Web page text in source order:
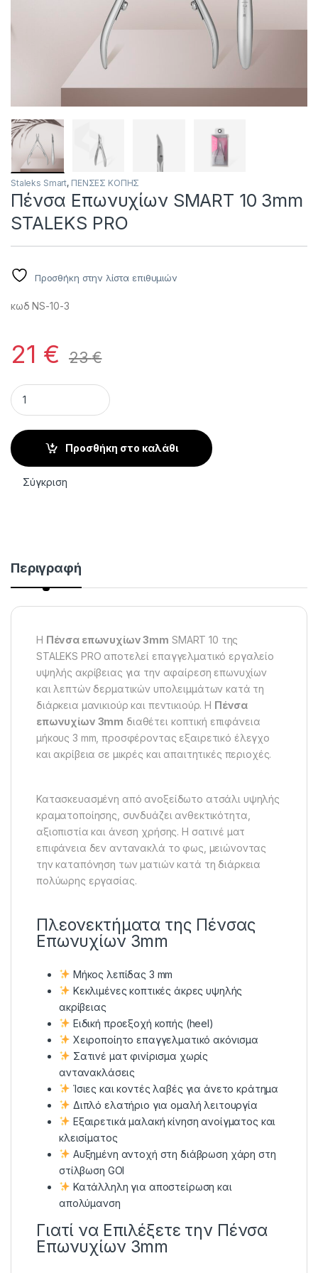
Staleks Smart, ΠΕΝΣΕΣ KOΠΗΣ
Πένσα Επωνυχίων SMART 10 3mm
STALEKS PRO
Προσθήκη στην λίστα επιθυμιών
κωδ NS-10-3
21 € 23€
Πένσα Επωνυχίων SMART 10 3mm STALEKS PRO quantity
Προσθήκη στο καλάθι
Σύγκριση
Περιγραφή
Η Πένσα επωνυχίων 3mm SMART 10 της
STALEKS PRO αποτελεί επαγγελματικό εργαλείο
υψηλής ακρίβειας για την αφαίρεση επωνυχίων
και λεπτών δερματικών υπολειμμάτων κατά τη
διάρκεια μανικιούρ και πεντικιούρ. Η Πένσα
επωνυχίων 3mm διαθέτει κοπτική επιφάνεια
μήκους 3 mm, προσφέροντας εξαιρετικό έλεγχο
και ακρίβεια σε μικρές και απαιτητικές περιοχές.
Κατασκευασμένη από ανοξείδωτο ατσάλι υψηλής
κραματοποίησης, συνδυάζει ανθεκτικότητα,
αξιοπιστία και άνεση χρήσης. Η σατινέ ματ
επιφάνεια δεν αντανακλά το φως, μειώνοντας
την καταπόνηση των ματιών κατά τη διάρκεια
πολύωρης εργασίας.
Πλεονεκτήματα της Πένσας
Επωνυχίων 3mm
Μήκος λεπίδας 3 mm
Κεκλιμένες κοπτικές άκρες υψηλής
ακρίβειας
Ειδική προεξοχή κοπής (heel)
Χειροποίητο επαγγελματικό ακόνισμα
Σατινέ ματ φινίρισμα χωρίς
αντανακλάσεις
Ίσιες και κοντές λαβές για άνετο κράτημα
Διπλό ελατήριο για ομαλή λειτουργία
Εξαιρετικά μαλακή κίνηση ανοίγματος και
κλεισίματος
Αυξημένη αντοχή στη διάβρωση χάρη στη
στίλβωση GOI
Κατάλληλη για αποστείρωση και
απολύμανση
Γιατί να Επιλέξετε την Πένσα
Επωνυχίων 3mm